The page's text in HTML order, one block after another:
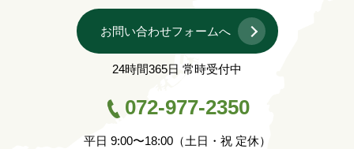
お問い合わせフォームへ
24時間365日 常時受付中
072-977-2350
平日 9:00〜18:00（土日・祝 定休）